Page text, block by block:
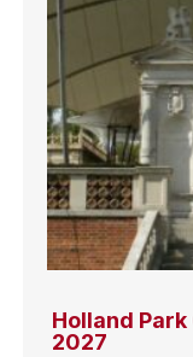
Holland
2027